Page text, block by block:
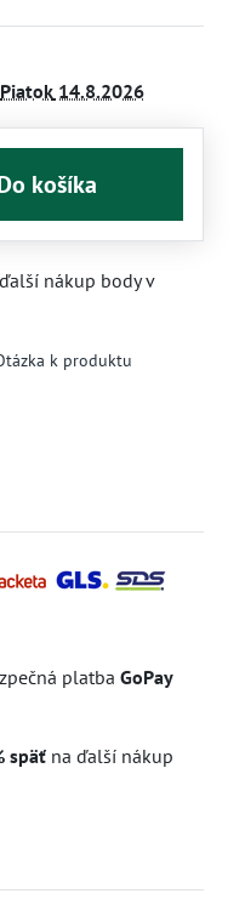
Piatok 14.8.2026
Do košíka
nákup body v
k produktu
platbaGoPay
späť na ďalší nákup